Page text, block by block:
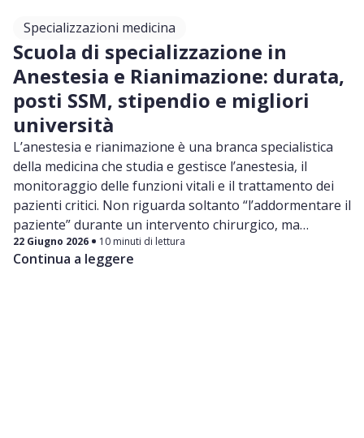
Specializzazioni medicina
Scuola di specializzazione in
Anestesia e Rianimazione: durata,
posti SSM, stipendio e migliori
università
L’anestesia e rianimazione è una branca specialistica
della medicina che studia e gestisce l’anestesia, il
monitoraggio delle funzioni vitali e il trattamento dei
pazienti critici. Non riguarda soltanto “l’addormentare il
paziente” durante un intervento chirurgico, ma
comprende un insieme di competenze fondamentali
per la sicurezza del paziente prima, durante e dopo
22 Giugno 2026 10 minuti di lettura
Continua a leggere